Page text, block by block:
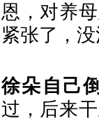
恩，对养
紧张了，没
徐朵自己
过，后来